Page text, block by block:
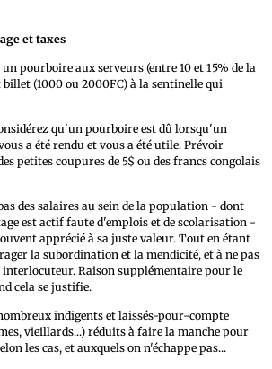
et taxes
pourboire aux serveurs (entre 10 et 15% de la
(1000 ou 2000FC) à la sentinelle qui
qu'un pourboire est dû lorsqu'un
a été rendu et vous a été utile. Prévoir
petites coupures de 5$ ou des francs congolais
des salaires au sein de la population - dont
est actif faute d'emplois et de scolarisation -
apprécié à sa juste valeur. Tout en étant
la subordination et la mendicité, et à ne pas
Raison supplémentaire pour le
cela se justifie.
indigents et laissés-pour-compte
vieillards...) réduits à faire la manche pour
les cas, et auxquels on n'échappe pas...